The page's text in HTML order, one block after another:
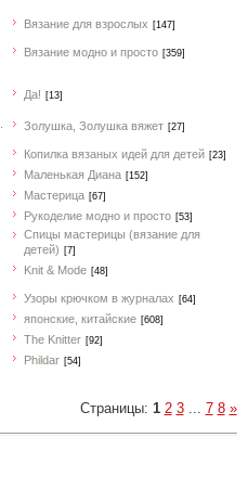
Вязание для взрослых [147]
Вязание модно и просто [359]
Да! [13]
Золушка, Золушка вяжет [27]
Копилка вязаных идей для детей [23]
Маленькая Диана [152]
Мастерица [67]
Рукоделие модно и просто [53]
Спицы мастерицы (вязание для
детей) [7]
Knit & Mode [48]
Узоры крючком в журналах [64]
японские, китайские [608]
The Knitter [92]
Phildar [54]
Страницы: 1 2 3 ... 7 8 »